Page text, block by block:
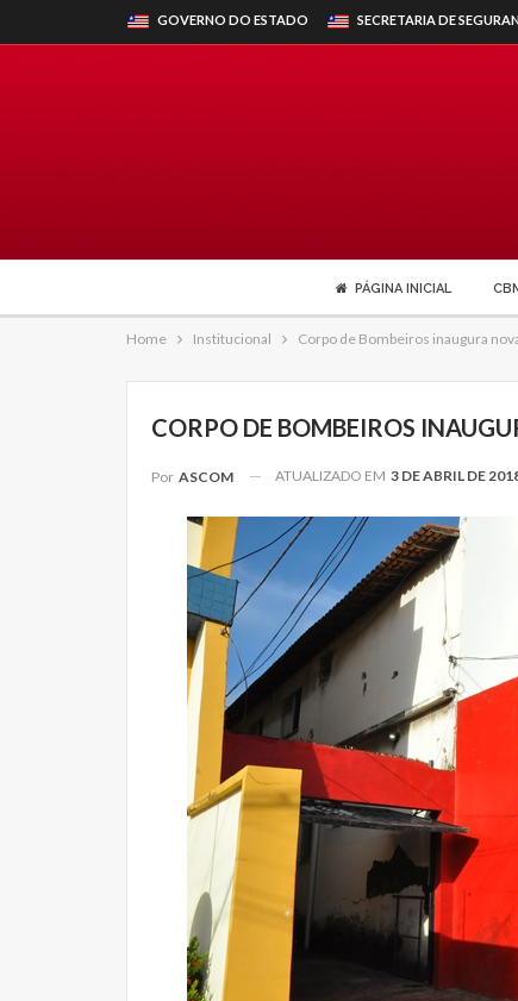
GOVERNO DO ESTADO SECRETARIA DE
PÁGINA INICIAL
Home Institucional Corpo de Bombeiros inaugura
CORPO DE BOMBEIROS
Por ASCOM ATUALIZADO EM 3 DE ABRIL DE